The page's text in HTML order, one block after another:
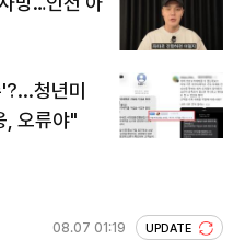
청년미
, 오류야"
08.07 01:19 UPDATE